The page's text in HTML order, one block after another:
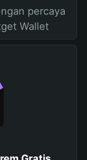
percaya
Wallet